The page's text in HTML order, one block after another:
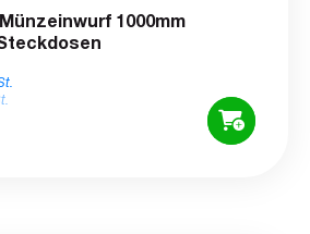
1000mm